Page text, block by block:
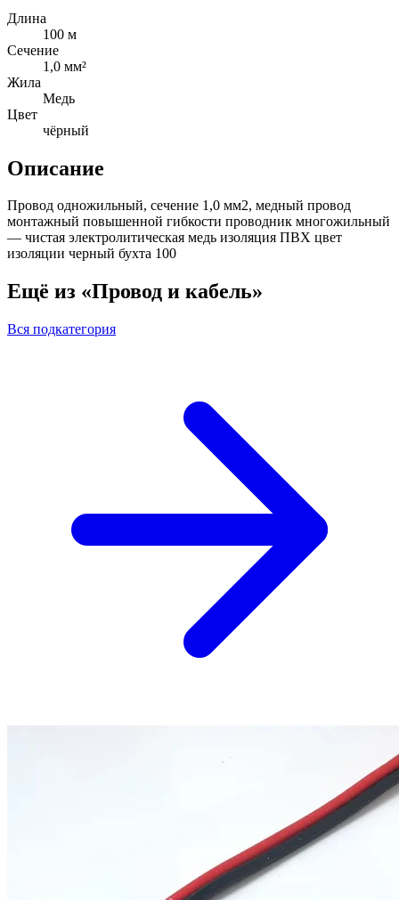
Длина
100 м
Сечение
1,0 мм²
Жила
Медь
Цвет
чёрный
Описание
Провод одножильный, сечение 1,0 мм2, медный провод
монтажный повышенной гибкости проводник многожильный
— чистая электролитическая медь изоляция ПВХ цвет
изоляции черный бухта 100
Ещё из «Провод и кабель»
Вся подкатегория